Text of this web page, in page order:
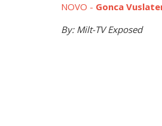
NOVO - Gonca
By: Milt-TVExposed